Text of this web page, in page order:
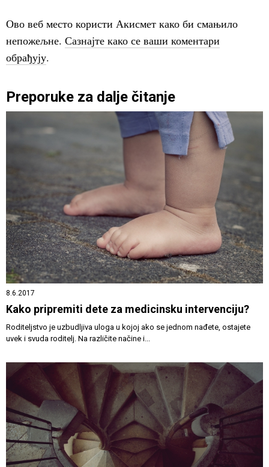
Ово веб место користи Акисмет како би смањило
непожељне. Сазнајте како се ваши коментари
обрађују.
Preporuke za dalje čitanje
8.6.2017
Kako pripremiti dete za medicinsku intervenciju?
Roditeljstvo je uzbudljiva uloga u kojoj ako se jednom nađete, ostajete
uvek i svuda roditelj. Na različite načine i...